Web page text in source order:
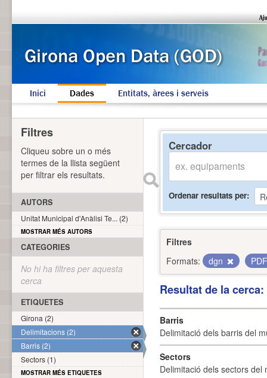
Inici Dades Entitats, àrees i serveis
Cercador
Ordenar resultats per
Filtres
Formats:
dgn
Resultat de la
Barris
Delimitació dels barris del
Sectors
Delimitació dels sectors del
Filtres
Cliqueu sobre un o més
termes de la llista següent
per filtrar els resultats.
AUTORS
Unitat Municipal d'Anàlisi Te... (2)
MOSTRAR MÉS AUTORS
CATEGORIES
No hi ha filtres per aquesta
cerca
ETIQUETES
Girona (2)
Delimitacions (2)
Barris (2)
Sectors (1)
MOSTRAR MÉS ETIQUETES